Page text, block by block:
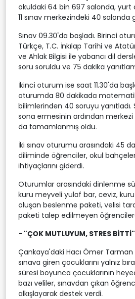
okuldaki 64 bin 697 salonda, yurt
11 sınav merkezindeki 40 salonda
Sınav 09.30'da başladı. Birinci
Türkçe, T.C. İnkılap Tarihi ve
ve Ahlak Bilgisi ile yabancı dil
soru soruldu ve 75 dakika
İkinci oturum ise saat 11.30'da
oturumda 80 dakikada
bilimlerinden 40 soruyu yanıtladı.
sona ermesinin ardından merkezi
da tamamlanmış oldu.
İki sınav oturumu arasındaki 45
diliminde öğrenciler, okul
ihtiyaçlarını giderdi.
Oturumlar arasındaki dinlenme
kuru meyveli yulaf bar, ceviz,
oluşan beslenme paketi, velisi
paketi talep edilmeyen öğrencilere
- "ÇOK MUTLUYUM, STRES BİTTİ"
Çankaya'daki Hacı Ömer Tarman
sınava giren çocuklarını yalnız
süresi boyunca çocuklarının
bazı veliler, sınavdan çıkan
alkışlayarak destek verdi.